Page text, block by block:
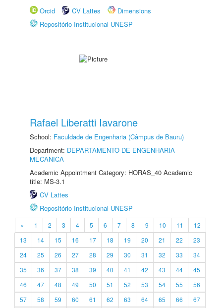
Orcid
CV Lattes
Dimensions
Repositório Institucional UNESP
Rafael Liberatti Iavarone
School: Faculdade de Engenharia (Câmpus de Bauru)
Department: DEPARTAMENTO DE ENGENHARIA
MECÂNICA
Academic Appointment Category: HORAS_40 Academic
title: MS-3.1
CV Lattes
Repositório Institucional UNESP
« 1 2 3 4 5 6 7 8 9 10 11
12
13
14 15 16 17 18 19 20 21 22
23
24
25 26 27 28 29 30 31 32 33
34
35
36 37 38 39 40 41 42 43 44
45
46
47 48 49 50 51 52 53 54 55
56
57
58 59 60 61 62 63 64 65 66
67